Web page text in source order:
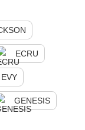
ECRU
EVY
GENESIS